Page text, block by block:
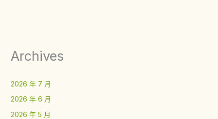
Archives
2026 年 7 月
2026 年 6 月
2026 年 5 月